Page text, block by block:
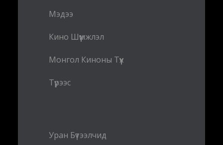
Мэдээ
Кино Шүүмжлэл
Монгол Киноны Түүх
Түрээс
Уран Бүтээлчид